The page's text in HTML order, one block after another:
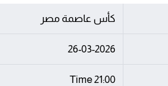
كأس عاصمة مصر
26-03-2026
21:00 Time